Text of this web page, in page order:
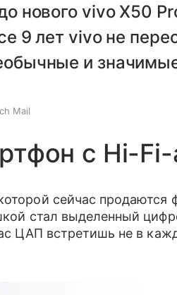
нового vivo X50
9 лет vivo не
и
Mail
с Hi-
сейчас продаются
стал выделенный
ЦАП встретишь не в